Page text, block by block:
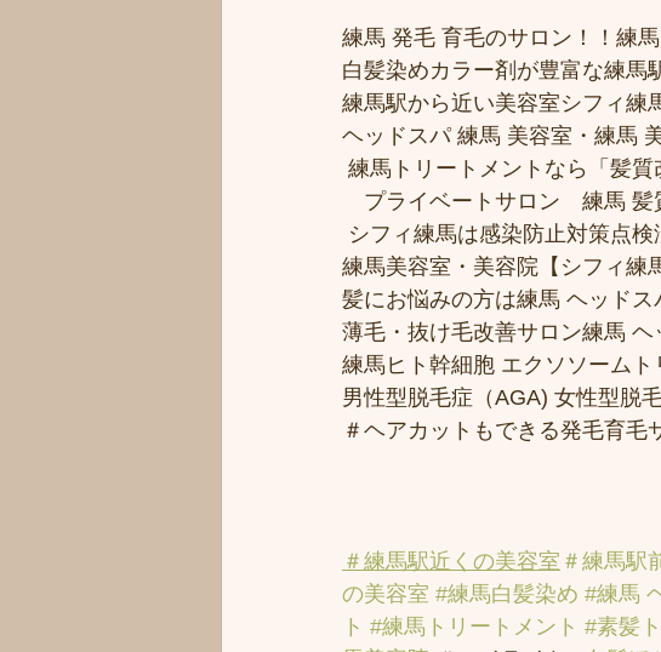
練馬 発毛 育毛のサロン！！練
白髪染めカラー剤が豊富な練馬
練馬駅から近い美容室シフィ練
ヘッドスパ 練馬 美容室・練馬
練馬トリートメントなら「髪
プライベートサロン　練馬 髪
シフィ練馬は感染防止対策点
練馬美容室・美容院【シフィ練
髪にお悩みの方は練馬 ヘッド
薄毛・抜け毛改善サロン練馬
練馬ヒト幹細胞 エクソソーム
男性型脱毛症（AGA) 女性型脱
＃ヘアカットもできる発毛育毛
＃練馬駅近くの美容室 ＃練馬駅
の美容室 #練馬白髪染め #練馬
ト #練馬トリートメント #素髪